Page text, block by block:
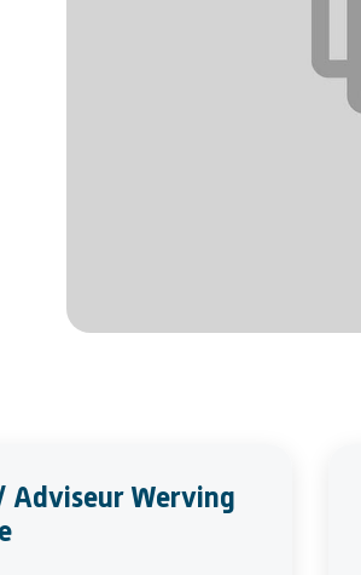
Adviseur Werving